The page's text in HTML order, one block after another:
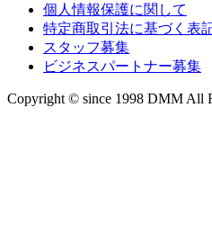
個人情報保護に関して
特定商取引法に基づく表
スタッフ募集
ビジネスパートナー募集
Copyright © since 1998 DMM All